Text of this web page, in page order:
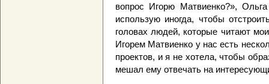
вопрос Игорю Матвиенко?»,
использую иногда, чтобы
головах людей, которые читают
Игорем Матвиенко у нас есть
проектов, и я не хотела, чтобы
мешал ему отвечать на